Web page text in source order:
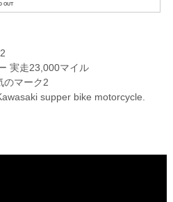
OUT
実走23,000マイル
のマーク2
supper bike motorcycle.